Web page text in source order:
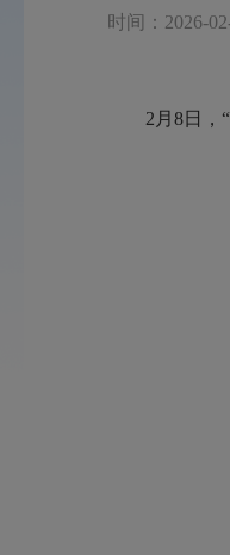
时间：2026-
2月8日，